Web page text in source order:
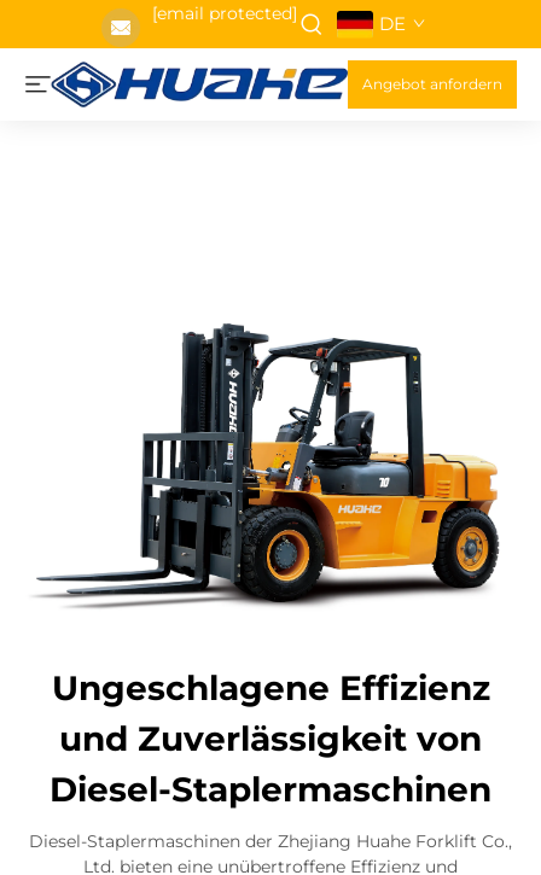
[email protected] DE
Angebot anfordern
Ungeschlagene Effizienz
und Zuverlässigkeit von
Diesel-Staplermaschinen
Diesel-Staplermaschinen der Zhejiang Huahe Forklift Co.,
Ltd. bieten eine unübertroffene Effizienz und